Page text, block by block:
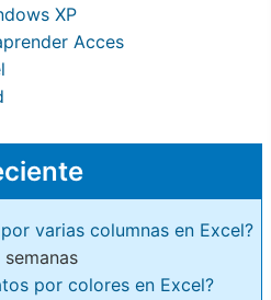
XP
Acces
varias columnas en Excel?
por colores en Excel?